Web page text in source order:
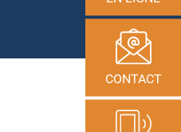
CONTACT